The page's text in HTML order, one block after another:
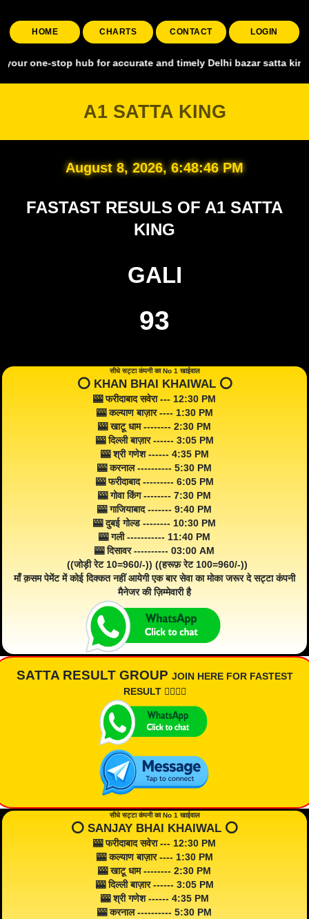
HOME CHARTS CONTACT LOGIN
hub for accurate and timely Delhi bazar satta king,
A1 SATTA KING
August 8, 2026, 6:48:47 PM
FASTAST RESULS OF A1 SATTA
KING
GALI
93
सीधे सट्टा कंपनी का No 1 खाईवाल
⭕️ KHAN BHAI KHAIWAL ⭕️
🎰 फरीदाबाद सवेरा --- 12:30 PM
🎰 कल्याण बाज़ार ---- 1:30 PM
🎰 खाटू धाम -------- 2:30 PM
🎰 दिल्ली बाज़ार ------ 3:05 PM
🎰 श्री गणेश ------ 4:35 PM
🎰 करनाल ---------- 5:30 PM
🎰 फरीदाबाद --------- 6:05 PM
🎰 गोवा किंग -------- 7:30 PM
🎰 गाजियाबाद ------- 9:40 PM
🎰 दुबई गोल्ड -------- 10:30 PM
🎰 गली ----------- 11:40 PM
🎰 दिसावर ---------- 03:00 AM
((जोड़ी रेट 10=960/-)) ((हरूफ़ रेट 100=960/-))
माँ क़सम पेमेंट में कोई दिक्कत नहीं आयेगी एक बार सेवा का मोका जरूर दे सट्टा कंपनी
मैनेजर की ज़िम्मेवारी है
SATTA RESULT GROUP JOIN HERE FOR FASTEST
RESULT 👇🏾👇🏾
सीधे सट्टा कंपनी का No 1 खाईवाल
⭕️ SANJAY BHAI KHAIWAL ⭕️
🎰 फरीदाबाद सवेरा --- 12:30 PM
🎰 कल्याण बाज़ार ---- 1:30 PM
🎰 खाटू धाम -------- 2:30 PM
🎰 दिल्ली बाज़ार ------ 3:05 PM
🎰 श्री गणेश ------ 4:35 PM
🎰 करनाल ---------- 5:30 PM